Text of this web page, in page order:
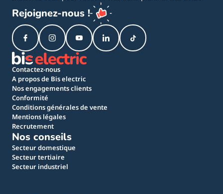
Rejoignez-nous !
Contactez-nous
A propos de Bis electric
Nos engagements clients
Conformité
Conditions générales de vente
Mentions légales
Recrutement
Nos conseils
Secteur domestique
Secteur tertiaire
Secteur industriel